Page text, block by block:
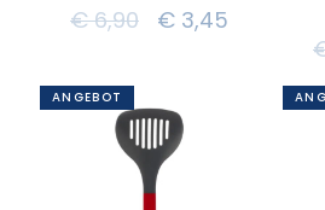
€6,90 € 3,45
ANGEBOT